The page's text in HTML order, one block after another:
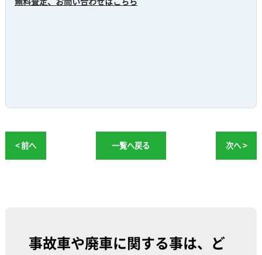
< 前へ 一覧へ戻る 次へ >
事故車や廃車に関する事は、ど